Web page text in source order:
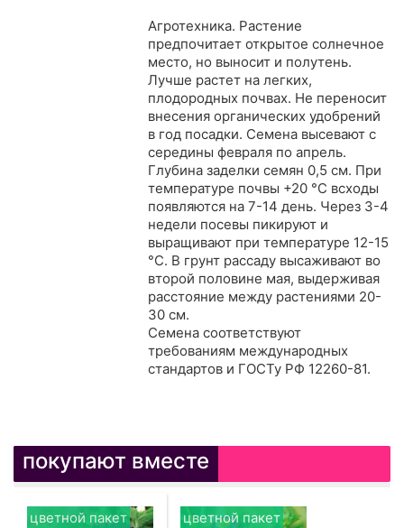
Агротехника. Растение
предпочитает открытое солнечное
место, но выносит и полутень.
Лучше растет на легких,
плодородных почвах. Не переносит
внесения органических удобрений
в год посадки. Семена высевают с
середины февраля по апрель.
Глубина заделки семян 0,5 см. При
температуре почвы +20 °С всходы
появляются на 7-14 день. Через 3-4
недели посевы пикируют и
выращивают при температуре 12-15
°C. В грунт рассаду высаживают во
второй половине мая, выдерживая
расстояние между растениями 20-
30 см.
Семена соответствуют
требованиям международных
стандартов и ГОСТу РФ 12260-81.
покупают вместе
цветной пакет цветной пакет